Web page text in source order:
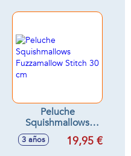
Peluche
Squishmallows
Fuzzamallow Stitch
30 cm
3 años 19,95 €